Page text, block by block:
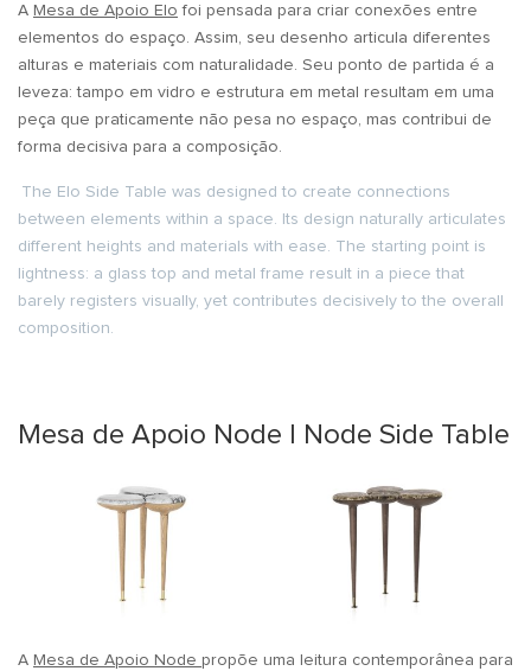
A Mesa de Apoio Elo foi pensada para criar conexões entre
elementos do espaço. Assim, seu desenho articula diferentes
alturas e materiais com naturalidade. Seu ponto de partida é a
leveza: tampo em vidro e estrutura em metal resultam em uma
peça que praticamente não pesa no espaço, mas contribui de
forma decisiva para a composição.
The Elo Side Table was designed to create connections
between elements within a space. Its design naturally articulates
different heights and materials with ease. The starting point is
lightness: a glass top and metal frame result in a piece that
barely registers visually, yet contributes decisively to the overall
composition.
Mesa de Apoio Node | Node Side Table
A Mesa de Apoio Node propõe uma leitura contemporânea para